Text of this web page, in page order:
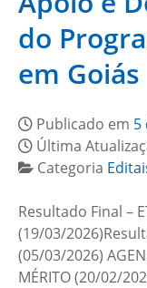
do
em Goiás
Publicado em 5
Última
Categoria
Resultado Final –
(19/03/
(05/03/2026)
MÉRITO (20/02/